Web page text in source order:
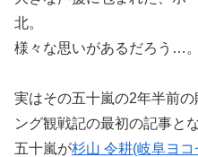
北。
様々な思いがあるだろう…。
実はその五十嵐の2年半前
ング観戦記の最初の記事と
五十嵐が杉山 令耕(岐阜ヨコ